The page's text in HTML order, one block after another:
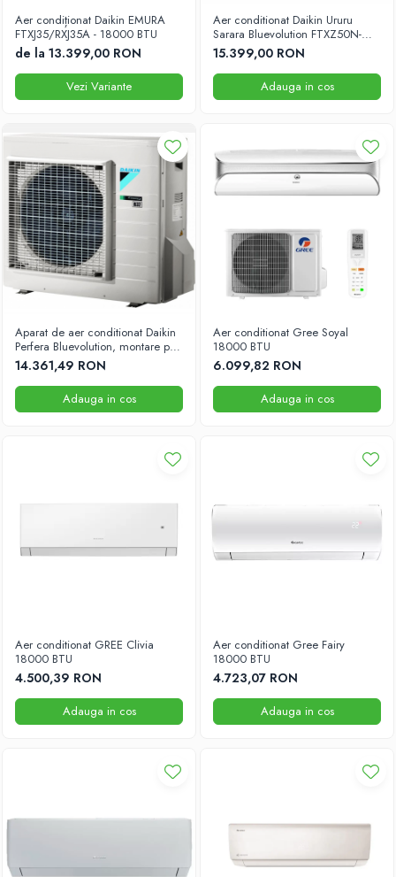
Aer condiționat Daikin EMURA
FTXJ35/RXJ35A - 18000 BTU
de la 13.399,00 RON
Vezi Variante
Aer conditionat Daikin Ururu
Sarara Bluevolution FTXZ50N-
RXZ50N Inverter 18000 BTU
15.399,00 RON
Adauga in cos
Aparat de aer conditionat Daikin
Perfera Bluevolution, montare pe
pardoseala, FVXM50A9-
RXM50R9 Inverter 18000 BTU ,
Clasa A+++, Control Wi-Fi, Ochi
inteligent, Programator 24
14.361,49 RON
Adauga in cos
Aer conditionat Gree Soyal
18000 BTU
6.099,82 RON
Adauga in cos
Aer conditionat GREE Clivia
18000 BTU
4.500,39 RON
Adauga in cos
Aer conditionat Gree Fairy
18000 BTU
4.723,07 RON
Adauga in cos